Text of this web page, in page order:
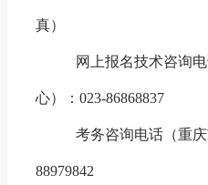
真）
网上报名技术咨询
心）： 023-86868837
考务咨询电话（重
88979842